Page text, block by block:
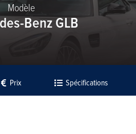
Modèle
Benz GLB
Prix Spécifications